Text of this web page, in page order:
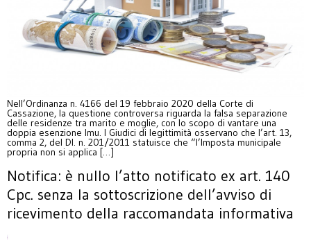
Nell’Ordinanza n. 4166 del 19 febbraio 2020 della Corte di
Cassazione, la questione controversa riguarda la falsa separazione
delle residenze tra marito e moglie, con lo scopo di vantare una
doppia esenzione Imu. I Giudici di legittimità osservano che l’art. 13,
comma 2, del Dl. n. 201/2011 statuisce che “l’Imposta municipale
propria non si applica […]
Notifica: è nullo l’atto notificato ex art. 140
Cpc. senza la sottoscrizione dell’avviso di
ricevimento della raccomandata informativa